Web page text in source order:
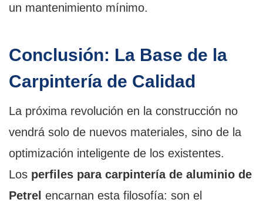
un mantenimiento mínimo.
Conclusión: La Base de la
Carpintería de Calidad
La próxima revolución en la construcción no
vendrá solo de nuevos materiales, sino de la
optimización inteligente de los existentes.
Los perfiles para carpintería de aluminio de
Petrel encarnan esta filosofía: son el